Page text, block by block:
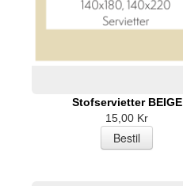
Stofservietter BEIGE
15,00 Kr